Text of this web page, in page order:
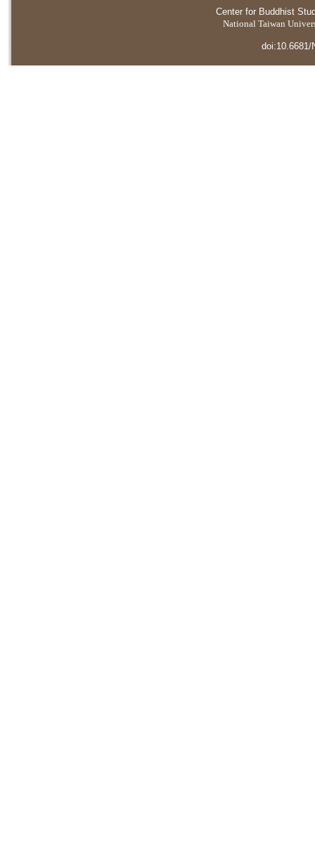
Center for Buddhist
National Taiwan
doi:10.6681/